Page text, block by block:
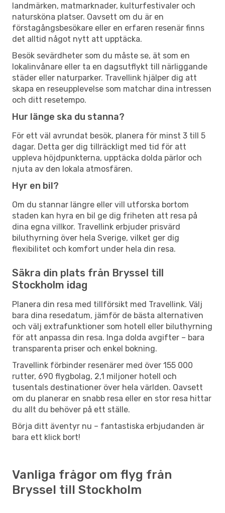
landmärken, matmarknader, kulturfestivaler och
natursköna platser. Oavsett om du är en
förstagångsbesökare eller en erfaren resenär finns
det alltid något nytt att upptäcka.
Besök sevärdheter som du måste se, ät som en
lokalinvånare eller ta en dagsutflykt till närliggande
städer eller naturparker. Travellink hjälper dig att
skapa en reseupplevelse som matchar dina intressen
och ditt resetempo.
Hur länge ska du stanna?
För ett väl avrundat besök, planera för minst 3 till 5
dagar. Detta ger dig tillräckligt med tid för att
uppleva höjdpunkterna, upptäcka dolda pärlor och
njuta av den lokala atmosfären.
Hyr en bil?
Om du stannar längre eller vill utforska bortom
staden kan hyra en bil ge dig friheten att resa på
dina egna villkor. Travellink erbjuder prisvärd
biluthyrning över hela Sverige, vilket ger dig
flexibilitet och komfort under hela din resa.
Säkra din plats från Bryssel till
Stockholm idag
Planera din resa med tillförsikt med Travellink. Välj
bara dina resedatum, jämför de bästa alternativen
och välj extrafunktioner som hotell eller biluthyrning
för att anpassa din resa. Inga dolda avgifter – bara
transparenta priser och enkel bokning.
Travellink förbinder resenärer med över 155 000
rutter, 690 flygbolag, 2,1 miljoner hotell och
tusentals destinationer över hela världen. Oavsett
om du planerar en snabb resa eller en stor resa hittar
du allt du behöver på ett ställe.
Börja ditt äventyr nu – fantastiska erbjudanden är
bara ett klick bort!
Vanliga frågor om flyg från
Bryssel till Stockholm